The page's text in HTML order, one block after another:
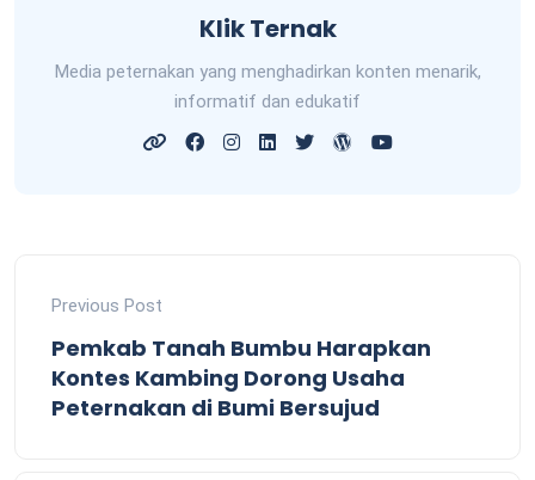
Klik Ternak
Media peternakan yang menghadirkan konten menarik,
informatif dan edukatif
Previous Post
Pemkab Tanah Bumbu Harapkan
Kontes Kambing Dorong Usaha
Peternakan di Bumi Bersujud